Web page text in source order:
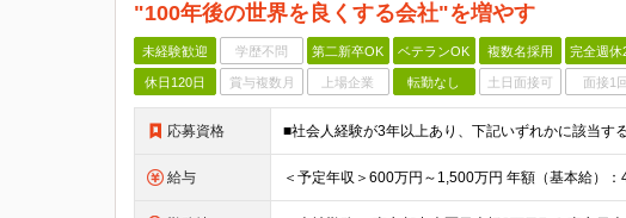
"100年後の世界を良くする会社"を増やす
未経験歓迎 学歴不問 第二新卒OK ベテランOK 複数名採用 完全週休
休日120日 賞与複数月 上場企業 転勤なし 土日面接可 面接1
応募資格
給与